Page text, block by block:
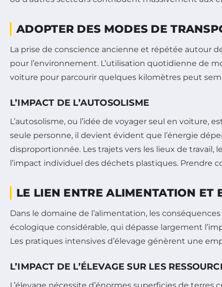
ADOPTER DES MODES DE
La prise de conscience ancienne et répétée autour
pour l’environnement. L’utilisation quotidienne de
voiture pour parcourir quelques kilomètres peut
L’IMPACT DE L’AUTOSOLISME
L’autosolisme, ou l’idée de voyager seul en
seule personne, il devient évident que l’énergie
disproportionnée. Les trajets vers les lieux de travail,
l’impact individuel des déchets plastiques. Prendre
LE LIEN ENTRE ALIMENTATION ET
Dans le domaine de l’alimentation, les
écologique considérable, qui dépasse largement
Les pratiques intensives d’élevage génèrent une
L’IMPACT DE L’ÉLEVAGE SUR LES